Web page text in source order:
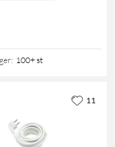
: 100+ st
11